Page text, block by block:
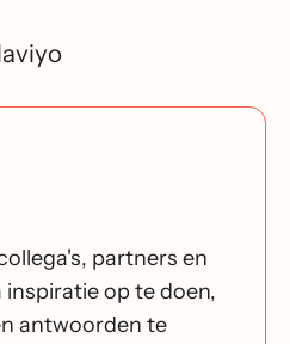
partners en
op te doen,
antwoorden te